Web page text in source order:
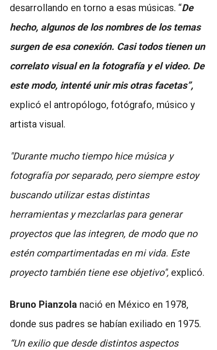
desarrollando en torno a esas músicas. “De
hecho, algunos de los nombres de los temas
surgen de esa conexión. Casi todos tienen un
correlato visual en la fotografía y el video. De
este modo, intenté unir mis otras facetas”,
explicó el antropólogo, fotógrafo, músico y
artista visual.
"Durante mucho tiempo hice música y
fotografía por separado, pero siempre estoy
buscando utilizar estas distintas
herramientas y mezclarlas para generar
proyectos que las integren, de modo que no
estén compartimentadas en mi vida. Este
proyecto también tiene ese objetivo", explicó.
Bruno Pianzola nació en México en 1978,
donde sus padres se habían exiliado en 1975.
“Un exilio que desde distintos aspectos